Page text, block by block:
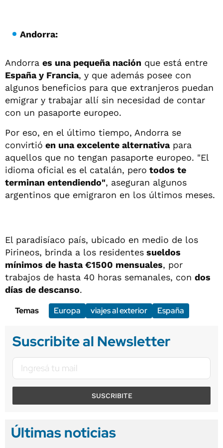
Andorra:
Andorra es una pequeña nación que está entre
España y Francia, y que además posee con
algunos beneficios para que extranjeros puedan
emigrar y trabajar allí sin necesidad de contar
con un pasaporte europeo.
Por eso, en el último tiempo, Andorra se
convirtió en una excelente alternativapara
aquellos que no tengan pasaporte europeo. "El
idioma oficial es el catalán, pero todos te
terminan entendiendo", aseguran algunos
argentinos que emigraron en los últimos meses.
El paradisíaco país, ubicado en medio de los
Pirineos, brinda a los residentes sueldos
mínimos de hasta €1500 mensuales, por
trabajos de hasta 40 horas semanales, con dos
días de descanso.
Temas
Europa viajes al exterior España
Suscribite al Newsletter
SUSCRIBITE
Últimas noticias